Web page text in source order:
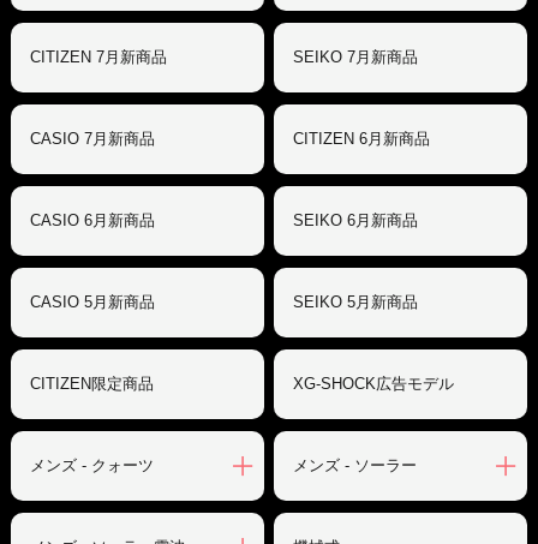
CITIZEN 7月新商品 SEIKO 7月新商品
CASIO 7月新商品 CITIZEN 6月新商品
CASIO 6月新商品 SEIKO 6月新商品
CASIO 5月新商品 SEIKO 5月新商品
CITIZEN限定商品 XG-SHOCK広告モデル
メンズ - クォーツ メンズ - ソーラー